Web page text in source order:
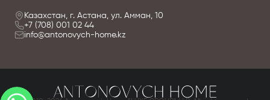
Казахстан, г. Астана, ул. Амман, 10
+7 (708) 001 02 44
info@antonovych-home.kz